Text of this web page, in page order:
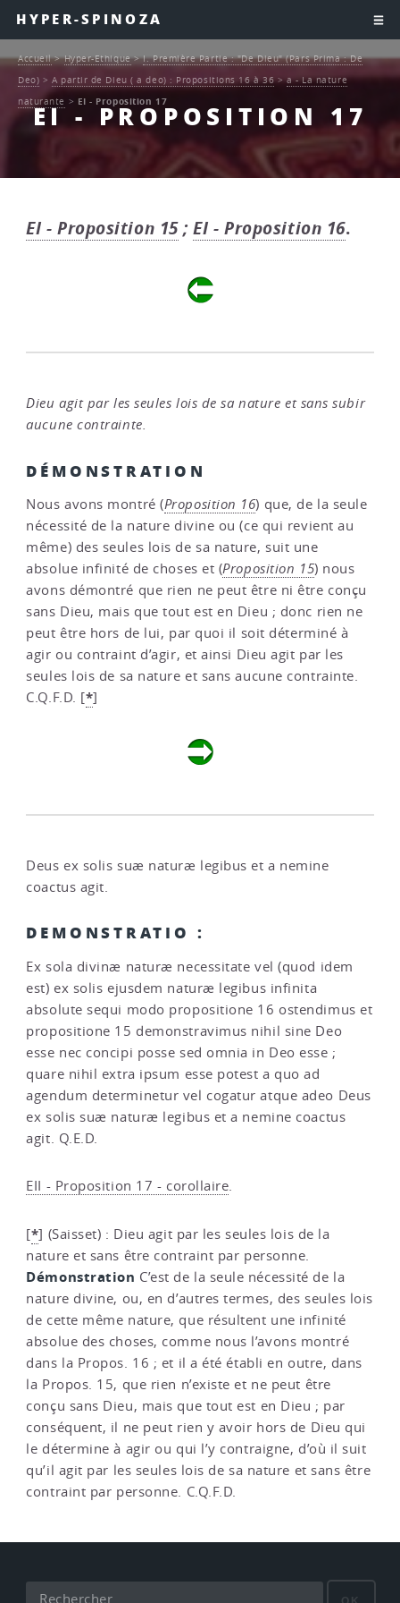
HYPER-SPINOZA
EI - PROPOSITION 17
Accueil>Hyper-Ethique>I. Première Partie : "De Dieu" (Pars Prima : De
Deo) > A partir de Dieu ( a deo) : Propositions 16 à 36>a - La nature
naturante > EI - Proposition 17
EI - Proposition 15;EI - Proposition 16.
Dieu agit par les seules lois de sa nature et sans subir
aucune contrainte.
DÉMONSTRATION
Nous avons montré (Proposition 16) que, de la seule
nécessité de la nature divine ou (ce qui revient au
même) des seules lois de sa nature, suit une
absolue infinité de choses et (Proposition 15) nous
avons démontré que rien ne peut être ni être conçu
sans Dieu, mais que tout est en Dieu ; donc rien ne
peut être hors de lui, par quoi il soit déterminé à
agir ou contraint d’agir, et ainsi Dieu agit par les
seules lois de sa nature et sans aucune contrainte.
C.Q.F.D. [*]
Deus ex solis suæ naturæ legibus et a nemine
coactus agit.
DEMONSTRATIO :
Ex sola divinæ naturæ necessitate vel (quod idem
est) ex solis ejusdem naturæ legibus infinita
absolute sequi modo propositione 16 ostendimus et
propositione 15 demonstravimus nihil sine Deo
esse nec concipi posse sed omnia in Deo esse ;
quare nihil extra ipsum esse potest a quo ad
agendum determinetur vel cogatur atque adeo Deus
ex solis suæ naturæ legibus et a nemine coactus
agit. Q.E.D.
EII - Proposition 17 - corollaire.
[*] (Saisset) : Dieu agit par les seules lois de la
nature et sans être contraint par personne.
Démonstration C’est de la seule nécessité de la
nature divine, ou, en d’autres termes, des seules lois
de cette même nature, que résultent une infinité
absolue des choses, comme nous l’avons montré
dans la Propos. 16 ; et il a été établi en outre, dans
la Propos. 15, que rien n’existe et ne peut être
conçu sans Dieu, mais que tout est en Dieu ; par
conséquent, il ne peut rien y avoir hors de Dieu qui
le détermine à agir ou qui l’y contraigne, d’où il suit
qu’il agit par les seules lois de sa nature et sans être
contraint par personne. C.Q.F.D.
OK